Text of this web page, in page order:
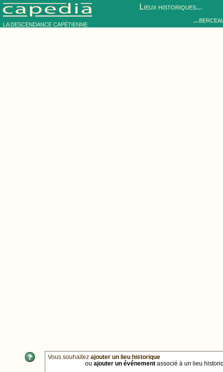
LA DESCENDANCE CAPÉTIENNE
Lieux historiques...
Vous souhaitez ajouter un lieu historique
ou ajouter un événement associé à un lieu